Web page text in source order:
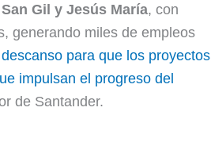
Gil y Jesús María, con
generando miles de empleos
para que los proyectos
impulsan el progreso del
de Santander.